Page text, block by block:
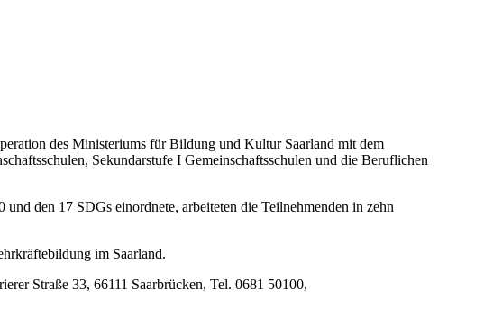
des Ministeriums für Bildung und Kultur Saarland mit dem
Sekundarstufe I Gemeinschaftsschulen und die Beruflichen
den 17 SDGs einordnete, arbeiteten die Teilnehmenden in zehn
im Saarland.
Straße 33, 66111 Saarbrücken, Tel. 0681 50100,